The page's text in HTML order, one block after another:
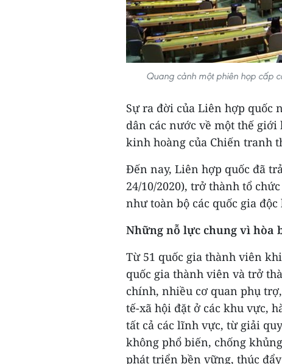
Quang cảnh một phiên họp cấp
Sự ra đời của Liên hợp quốc
dân các nước về một thế
kinh hoàng của Chiến tranh
Đến nay, Liên hợp quốc đã
24/10/2020), trở thành tổ
như toàn bộ các quốc gia
Những nỗ lực chung vì hòa
Từ 51 quốc gia thành viên
quốc gia thành viên và trở
chính, nhiều cơ quan phụ
tế-xã hội đặt ở các khu vực,
tất cả các lĩnh vực, từ giải
không phổ biến, chống
phát triển bền vững, thúc